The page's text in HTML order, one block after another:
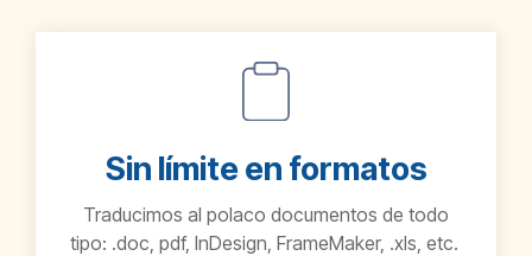
Sin límite en formatos
Traducimos al polaco documentos de todo
tipo: .doc, pdf, InDesign, FrameMaker, .xls, etc.